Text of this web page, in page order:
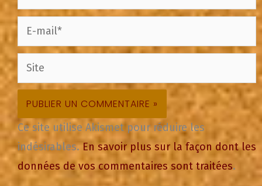
E-
mail*
Site
Ce site utilise Akismet pour réduire les
indésirables.En savoir plus sur la façon dont les
données de vos commentaires sont traitées.